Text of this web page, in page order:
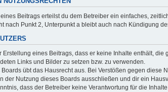
Beitrags erteilst du dem Betreiber ein einfaches,
nach Punkt 2, Unterpunkt a bleibt auch nach Kündigung
Erstellung eines Beitrags, dass er keine Inhalte enthält,
Links und Bilder zu setzen bzw. zu verwenden.
Boards übt das Hausrecht aus. Bei Verstößen gegen
der Nutzung dieses Boards ausschließen und dir ein
dass der Betreiber keine Verantwortung für die